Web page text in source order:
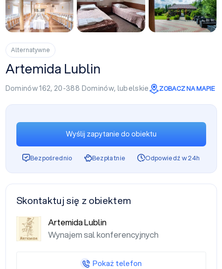
Alternatywne
Artemida Lublin
Dominów 162, 20-388 Dominów, lubelskie ZOBACZ NA MAPIE
Wyślij zapytanie do obiektu
Bezpośrednio Bezpłatnie Odpowiedź w 24h
Skontaktuj się z obiektem
Artemida Lublin
Wynajem sal konferencyjnych
Pokaż telefon